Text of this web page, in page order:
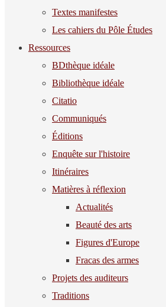
Textes manifestes
Les cahiers du Pôle Études
Ressources
BDthèque idéale
Bibliothèque idéale
Citatio
Communiqués
Éditions
Enquête sur l'histoire
Itinéraires
Matières à réflexion
Actualités
Beauté des arts
Figures d'Europe
Fracas des armes
Projets des auditeurs
Traditions